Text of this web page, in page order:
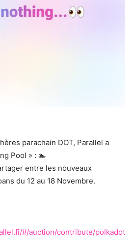
parachain DOT, Parallel a
Pool » : 🏊
entre les nouveaux
du 12 au 18 Novembre.
#/auction/contribute/polkadot